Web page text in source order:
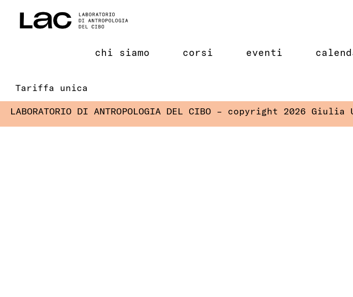
contenuto
chi siamo corsi eventi
Tariffa unica
LABORATORIO DI ANTROPOLOGIA DEL CIBO – copyright